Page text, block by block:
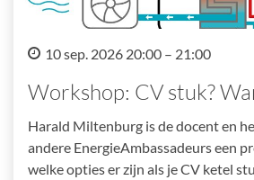
10 sep. 2026 20:00 – 21:00
Workshop: CV stuk?
Harald Miltenburg is de docent en
andere EnergieAmbassadeurs een
welke opties er zijn als je CV ketel